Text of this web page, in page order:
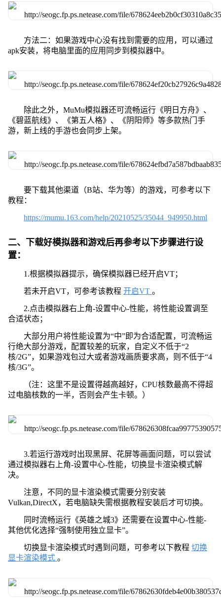
方法二：如果游戏中心没有找到需要的应用，可以通过
apk安装，将电脑里面的应用同步到模拟器中。
除此之外，MuMu模拟器还可流畅运行《明日方舟》、
《碧蓝航线》、《第五人格》、《阴阳师》等多款热门手
游，新上线的手游也会同步上架。
要下载其他渠道（B站、华为等）的游戏，可参考以下
教程：
https://mumu.163.com/help/20210525/35044_949950.html
二、下载好模拟器和游戏后再参考以下步骤进行设
置：
1.根据模拟器提示，确保模拟器已经开启VT；
若未开启VT，可参考该教程 开启VT 。
2.点击模拟器右上角-设置中心-性能，将性能设置调至
合适状态；
大部分用户将性能设置为“中”即为合适配置，可流畅运
行绝大部分游戏，配置较差的玩家，自定义不低于“2
核/2G”，如果游戏包过大或者游戏画质要求高，则不低于“4
核/3G”。
（注：这里不是设置得越高越好，CPU核数最高不得超
过电脑核数的一半，否则会产生卡顿。）
3.若运行游戏时出现黑屏、花屏等画面问题，可以尝试
通过模拟器右上角-设置中心-性能，切换显卡渲染模式解
决。
注意，不同的显卡渲染模式需要分别安装
Vulkan,DirectX，若电脑缺失需根据教程安装后才可切换。
同时流畅运行《英雄之城3》还需要在设置中心-性能-
其他优化选择“强制使用独立显卡”。
切换显卡渲染模式时遇到问题，可参考以下教程 切换
显卡渲染模式 。